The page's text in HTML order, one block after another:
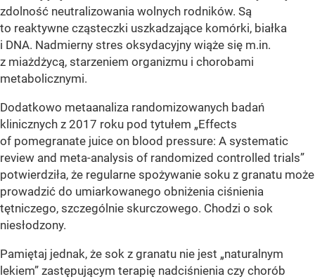
zdolność neutralizowania wolnych rodników. Są
to reaktywne cząsteczki uszkadzające komórki, białka
i DNA. Nadmierny stres oksydacyjny wiąże się m.in.
z miażdżycą, starzeniem organizmu i chorobami
metabolicznymi.
Dodatkowo metaanaliza randomizowanych badań
klinicznych z 2017 roku pod tytułem „Effects
of pomegranate juice on blood pressure: A systematic
review and meta-analysis of randomized controlled trials”
potwierdziła, że regularne spożywanie soku z granatu może
prowadzić do umiarkowanego obniżenia ciśnienia
tętniczego, szczególnie skurczowego. Chodzi o sok
niesłodzony.
Pamiętaj jednak, że sok z granatu nie jest „naturalnym
lekiem” zastępującym terapię nadciśnienia czy chorób